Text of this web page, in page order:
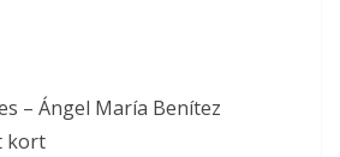
– Ángel María Benítez
kort